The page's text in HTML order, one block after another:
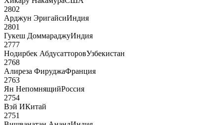
2802
Арджун ЭригайсиИндия
2801
Гукеш ДоммараджуИндия
2777
Нодирбек АбдусатторовУзбекистан
2768
Алиреза ФируджаФранция
2763
Ян НепомнящийРоссия
2754
Вэй ИКитай
2751